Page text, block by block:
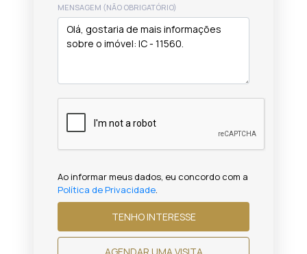
MENSAGEM (NÃO OBRIGATÓRIO)
Ao informar meus dados, eu concordo com a
Política de Privacidade.
TENHO INTERESSE
AGENDAR UMA VISITA